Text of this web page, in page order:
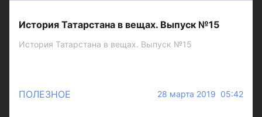
История Татарстана в вещах. Выпуск №15
История Татарстана в вещах. Выпуск №15
ПОЛЕЗНОЕ 28 марта 2019 05:42